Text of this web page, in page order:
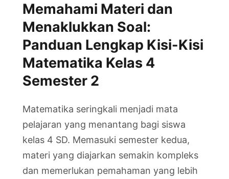
Memahami Materi dan
Menaklukkan Soal:
Panduan Lengkap Kisi-Kisi
Matematika Kelas 4
Semester 2
Matematika seringkali menjadi mata
pelajaran yang menantang bagi siswa
kelas 4 SD. Memasuki semester kedua,
materi yang diajarkan semakin kompleks
dan memerlukan pemahaman yang lebih